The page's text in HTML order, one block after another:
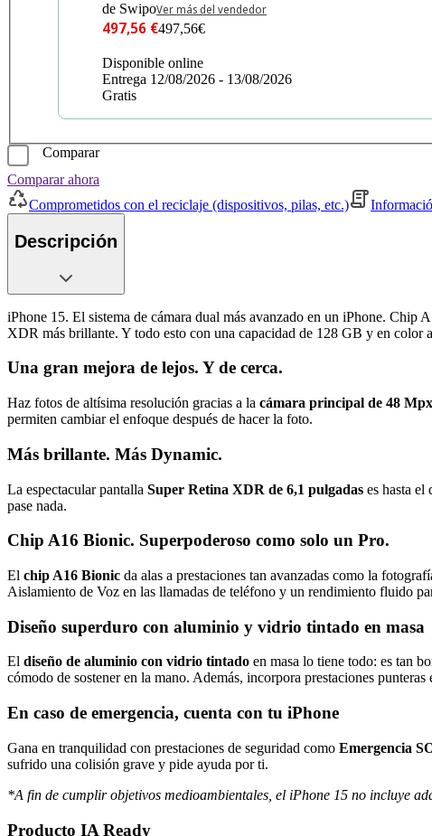
de SwipoVer más del vendedor
497,56 €497,56€
Disponible online
Entrega 12/08/2026 - 13/08/2026
Gratis
Comparar
Comparar ahora
Comprometidos con el reciclaje (dispositivos, pilas, etc.)
Descripción
iPhone 15. El sistema de cámara dual más avanzado en un iPhone.
XDR más brillante. Y todo esto con una capacidad de 128 GB y en color
Una gran mejora de lejos. Y de cerca.
Haz fotos de altísima resolución gracias a la cámara principal de 48 Mpx
permiten cambiar el enfoque después de hacer la foto.
Más brillante. Más Dynamic.
La espectacular pantalla Super Retina XDR de 6,1 pulgadas es hasta el
pase nada.
Chip A16 Bionic. Superpoderoso como solo un Pro.
El chip A16 Bionic da alas a prestaciones tan avanzadas como la
Aislamiento de Voz en las llamadas de teléfono y un rendimiento fluido
Diseño superduro con aluminio y vidrio tintado en masa
El diseño de aluminio con vidrio tintado en masa lo tiene todo: es tan
cómodo de sostener en la mano. Además, incorpora prestaciones punteras
En caso de emergencia, cuenta con tu iPhone
Gana en tranquilidad con prestaciones de seguridad como Emergencia
sufrido una colisión grave y pide ayuda por ti.
*A fin de cumplir objetivos medioambientales, el iPhone 15 no incluye
Producto IA Ready